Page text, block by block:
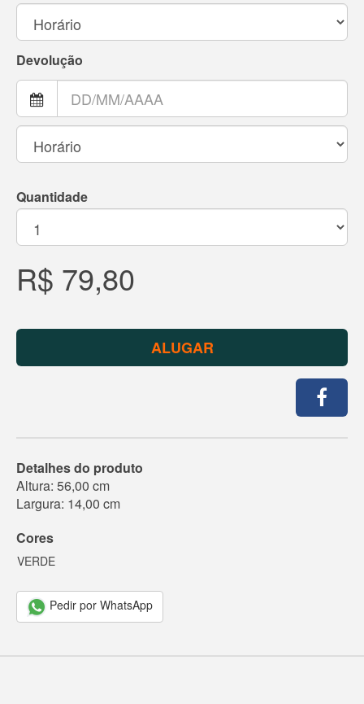
Devolução
Quantidade
R$ 79,80
ALUGAR
Detalhes do produto
Altura: 56,00 cm
Largura: 14,00 cm
Cores
VERDE
Pedir por WhatsApp